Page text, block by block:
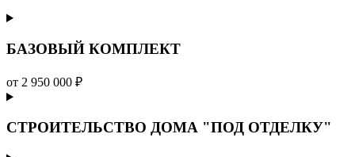
БАЗОВЫЙ КОМПЛЕКТ
от 2 950 000 ₽
СТРОИТЕЛЬСТВО ДОМА "ПОД ОТДЕЛКУ"